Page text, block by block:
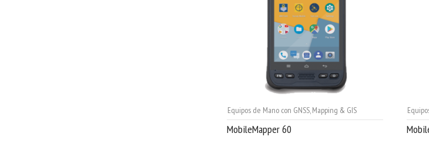
Equipos de Mano con GNSS,Mapping & GIS
MobileMapper 60